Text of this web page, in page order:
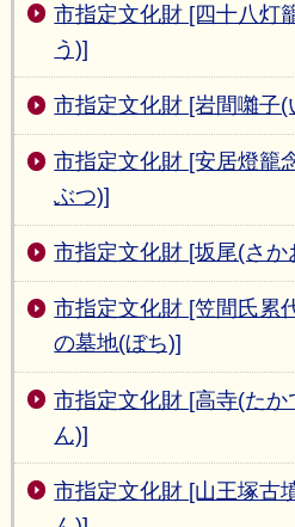
市指定文化財 [四十八灯
う)]
市指定文化財 [岩間囃子(
市指定文化財 [安居燈籠
ぶつ)]
市指定文化財 [坂尾(さか
市指定文化財 [笠間氏累
の墓地(ぼち)]
市指定文化財 [高寺(た
ん)]
市指定文化財 [山王塚古